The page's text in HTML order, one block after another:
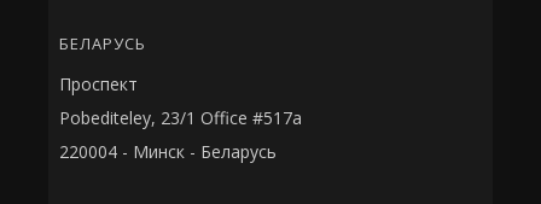
БЕЛАРУСЬ
Проспект
Pobediteley, 23/1 Office #517a
220004 - Минск - Беларусь